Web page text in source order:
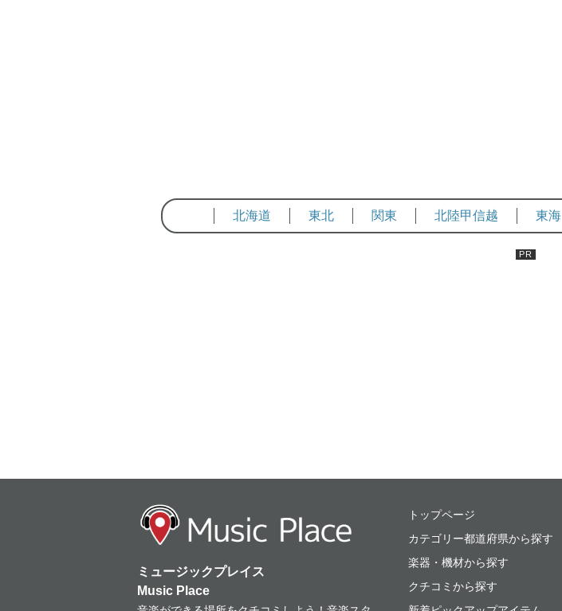
北海道 東北 関東 北陸甲信越 東海
ミュージックプレイス
ミュージックプレイス
Music Place
トップページ
カテゴリー都道府県から探す
楽器・機材から探す
クチコミから探す